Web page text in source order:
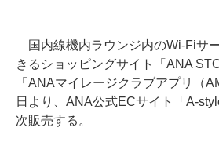
国内線機内ラウンジ内のWi-Fiサ
きるショッピングサイト「ANA
「ANAマイレージクラブアプリ（
日より、ANA公式ECサイト「A-
次販売する。